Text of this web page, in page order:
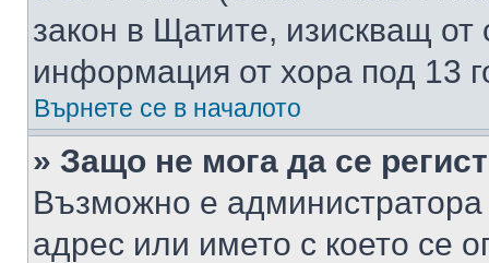
закон в Щатите, изискващ от
информация от хора под 13
Върнете се в началото
» Защо не мога да се
Възможно е
адрес или името с което се